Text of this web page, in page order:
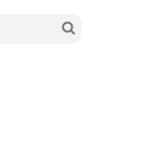
Search